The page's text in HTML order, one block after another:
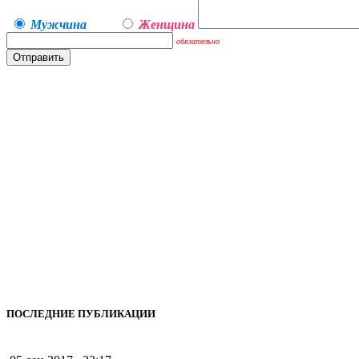
Мужчина Женщина
обязательно
ПОСЛЕДНИЕ ПУБЛИКАЦИИ